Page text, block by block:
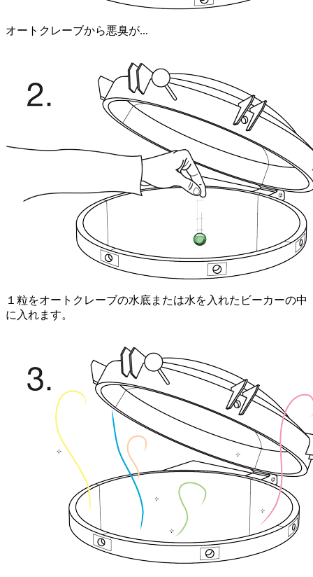
オートクレーブから悪臭が...
１粒をオートクレーブの水底または水を入れたビーカーの中
に入れます。